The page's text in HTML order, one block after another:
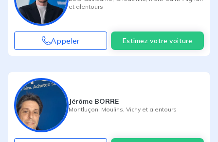
et alentours
Appeler Estimez votre voiture
Jérôme BORRE
Montluçon Moulins Vichy et alentours